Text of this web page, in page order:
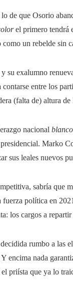
de que Osorio
el primero tendrá
un rebelde sin
su exalumno
entre los
(falta de) altura
nacional
Marko
sus leales nuevos
sabría que
política en
los cargos a repartir
rumbo a las
encima nada
priísta que ya lo